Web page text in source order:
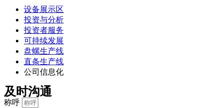
设备展示区
投资与分析
投资者服务
可持续发展
盘螺生产线
直条生产线
公司信息化
及时沟通
称呼